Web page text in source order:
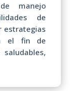
manejo
de
estrategias
el fin de